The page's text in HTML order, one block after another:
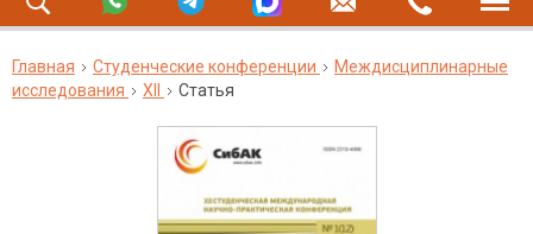
Главная Студенческие конференции
Междисциплинарные
исследования
XII Статья